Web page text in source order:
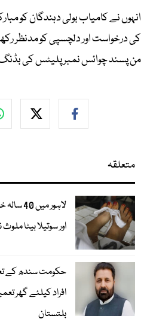
انہوں نے کامیاب بولی دہندگان کو
کی درخواست اور دلچسپی کو مدنظر
من پسند چوائس نمبر پلیٹس کی بڈنگ
متعلقہ
لاہور
اور سوتیلا بیٹا
حکومت سندھ کے
افراد کیلئے گھر
بلتستان